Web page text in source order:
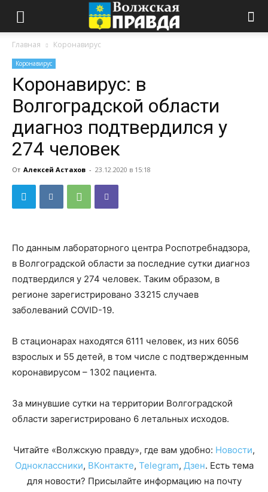
Главная Коронавирус
Коронавирус
Коронавирус: в
Волгоградской области
диагноз подтвердился у
274 человек
От Алексей Астахов - 23.12.2020 в 15:18
По данным лабораторного центра Роспотребнадзора,
в Волгоградской области за последние сутки диагноз
подтвердился у 274 человек. Таким образом, в
регионе зарегистрировано 33215 случаев
заболеваний COVID-19.
В стационарах находятся 6111 человек, из них 6056
взрослых и 55 детей, в том числе с подтвержденным
коронавирусом – 1302 пациента.
За минувшие сутки на территории Волгоградской
области зарегистрировано 6 летальных исходов.
Читайте «Волжскую правду», где вам удобно: Новости,
Одноклассники, ВКонтакте, Telegram, Дзен. Есть тема
для новости? Присылайте информацию на почту